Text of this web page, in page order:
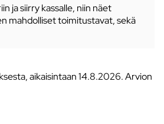
ja siirry kassalle, niin näet
mahdolliset toimitustavat, sekä
aikaisintaan 14.8.2026.Arvion